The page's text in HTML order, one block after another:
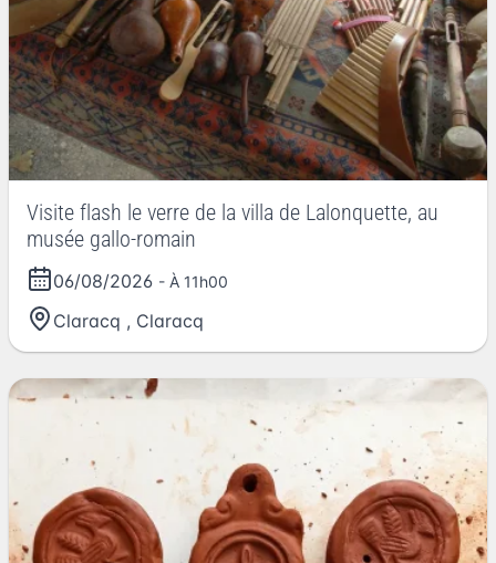
Visite flash le verre de la villa de Lalonquette, au
musée gallo-romain
06/08/2026 - À 11h00
Claracq , Claracq